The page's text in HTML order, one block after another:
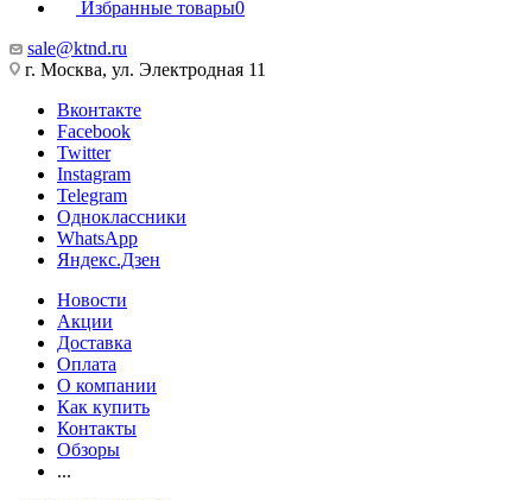
Избранные товары0
sale@ktnd.ru
г. Москва, ул. Электродная 11
Вконтакте
Facebook
Twitter
Instagram
Telegram
Одноклассники
WhatsApp
Яндекс.Дзен
Новости
Акции
Доставка
Оплата
О компании
Как купить
Контакты
Обзоры
...